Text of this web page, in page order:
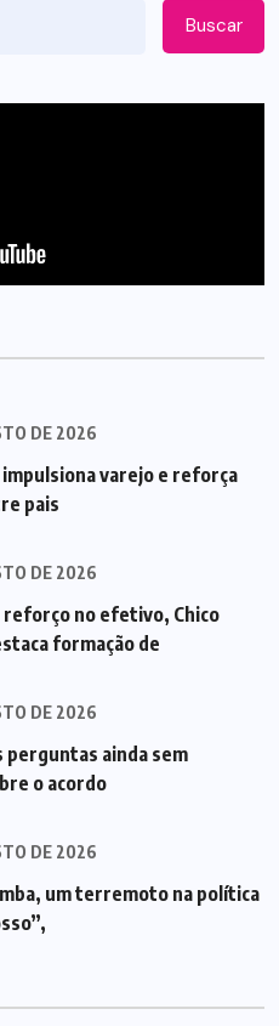
Buscar
DE 2026
impulsiona varejo e reforça
pais
DE 2026
reforço no efetivo, Chico
formação de
DE 2026
perguntas ainda sem
o acordo
DE 2026
um terremoto na política